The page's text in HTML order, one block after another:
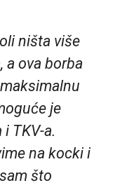
ništa više
a ova borba
je
TKV-a.
na kocki i
što